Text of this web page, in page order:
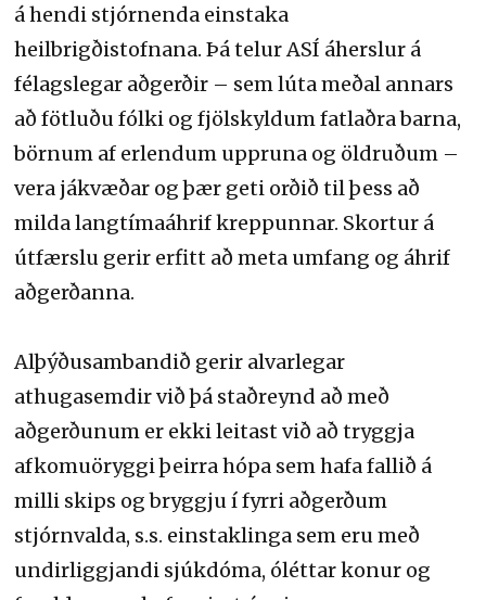
á hendi stjórnenda einstaka
heilbrigðistofnana. Þá telur ASÍ áherslur á
félagslegar aðgerðir – sem lúta meðal annars
að fötluðu fólki og fjölskyldum fatlaðra barna,
börnum af erlendum uppruna og öldruðum –
vera jákvæðar og þær geti orðið til þess að
milda langtímaáhrif kreppunnar. Skortur á
útfærslu gerir erfitt að meta umfang og áhrif
aðgerðanna.
Alþýðusambandið gerir alvarlegar
athugasemdir við þá staðreynd að með
aðgerðunum er ekki leitast við að tryggja
afkomuöryggi þeirra hópa sem hafa fallið á
milli skips og bryggju í fyrri aðgerðum
stjórnvalda, s.s. einstaklinga sem eru með
undirliggjandi sjúkdóma, óléttar konur og